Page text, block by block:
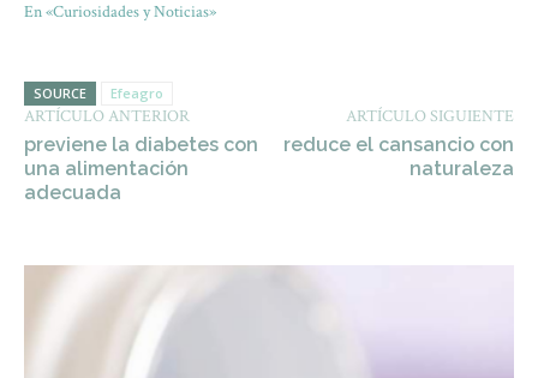
En «Curiosidades y Noticias»
SOURCE Efeagro
ARTÍCULO ANTERIOR
previene la diabetes con
una alimentación
adecuada
ARTÍCULO SIGUIENTE
reduce el cansancio con
naturaleza